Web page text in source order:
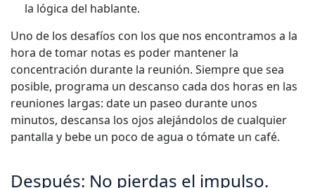
Todas las industrias
la lógica del hablante.
Uno de los desafíos con los que nos encontramos a la
hora de tomar notas es poder mantener la
concentración durante la reunión. Siempre que sea
posible, programa un descanso cada dos horas en las
reuniones largas: date un paseo durante unos
minutos, descansa los ojos alejándolos de cualquier
pantalla y bebe un poco de agua o tómate un café.
Después: No pierdas el impulso.